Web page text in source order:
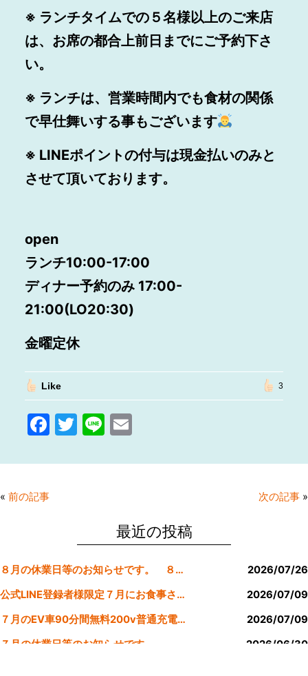
※ ランチタイムでの５名様以上のご来店
は、お席の都合上前日までにご予約下さ
い。
※ ランチは、営業時間内でも食材の関係
で早仕舞いする事もございます
※ LINEポイントの付与は現金払いのみと
させて頂いております。
open
ランチ10:00-17:00
ディナー予約のみ 17:00-
21:00(LO20:30)
金曜定休
Like 3
F
c
e
k
T
itt
Li
e
E
ai
« 前の記事 次の記事 »
最近の投稿
８月の休業日等のお知らせです。 ８月より定休日は金曜日のみにします。
2026/07/26
公式LINE登録者様限定７月にお食事された方にサービスクーポン発行
2026/07/09
７月のEV車90分間無料200v普通充電クーポン券！！
2026/07/09
７月の休業日等のお知らせです。
2026/06/30